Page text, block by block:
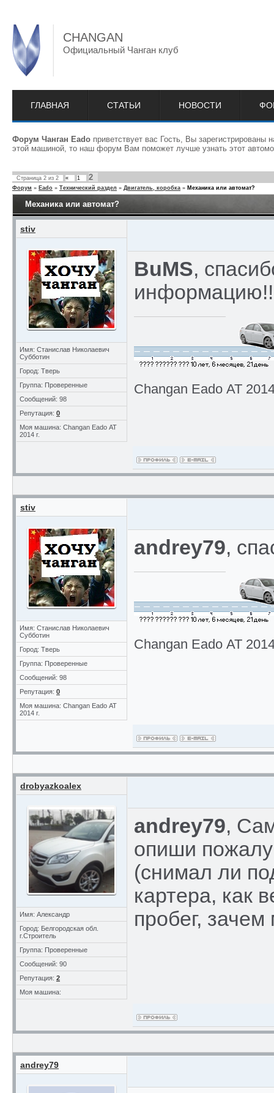
CHANGAN
Официальный Чанган клуб
ГЛАВНАЯ СТАТЬИ НОВОСТИ
Форум Чанган Eado приветствует вас Гость, Вы
этой машиной, то наш форум Вам поможет лучше узнать этот
Страница 2 из 2 « 1 2
Форум » Eado » Технический раздел » Двигатель, коробка » Механика или автомат?
Механика или автомат?
stiv
Имя: Станислав Николаевич
Субботин
Город: Тверь
Группа: Проверенные
Сообщений: 98
Репутация: 0
Моя машина: Changan Eado АТ
2014 г.
BuMS,
Changan Eado АТ
stiv
Имя: Станислав Николаевич
Субботин
Город: Тверь
Группа: Проверенные
Сообщений: 98
Репутация: 0
Моя машина: Changan Eado АТ
2014 г.
andrey79,
Changan Eado АТ
drobyazkoalex
Имя: Александр
Город: Белгородская обл.
г.Строитель
Группа: Проверенные
Сообщений: 90
Репутация: 2
Моя машина:
andrey79,
опиши
(снимал ли
картера, как
пробег,
andrey79